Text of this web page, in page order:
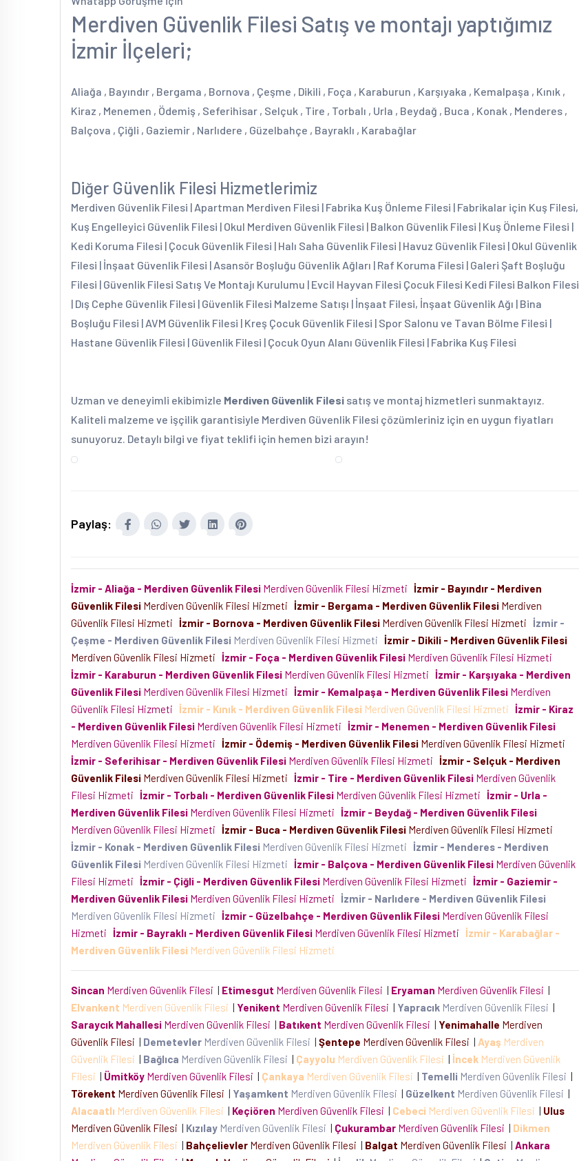
Merdiven Güvenlik Filesi Satış ve montajı yaptığımız
İzmir İlçeleri;
Aliağa , Bayındır , Bergama , Bornova , Çeşme , Dikili , Foça , Karaburun , Karşıyaka , Kemalpaşa , Kınık ,
Kiraz , Menemen , Ödemiş , Seferihisar , Selçuk , Tire , Torbalı , Urla , Beydağ , Buca , Konak , Menderes ,
Balçova , Çiğli , Gaziemir , Narlıdere , Güzelbahçe , Bayraklı , Karabağlar
Diğer Güvenlik Filesi Hizmetlerimiz
Merdiven Güvenlik Filesi | Apartman Merdiven Filesi | Fabrika Kuş Önleme Filesi | Fabrikalar için Kuş Filesi,
Kuş Engelleyici Güvenlik Filesi | Okul Merdiven Güvenlik Filesi | Balkon Güvenlik Filesi | Kuş Önleme Filesi |
Kedi Koruma Filesi | Çocuk Güvenlik Filesi | Halı Saha Güvenlik Filesi | Havuz Güvenlik Filesi | Okul Güvenlik
Filesi | İnşaat Güvenlik Filesi | Asansör Boşluğu Güvenlik Ağları | Raf Koruma Filesi | Galeri Şaft Boşluğu
Filesi | Güvenlik Filesi Satış Ve Montajı Kurulumu | Evcil Hayvan Filesi Çocuk Filesi Kedi Filesi Balkon Filesi
| Dış Cephe Güvenlik Filesi | Güvenlik Filesi Malzeme Satışı | İnşaat Filesi, İnşaat Güvenlik Ağı | Bina
Boşluğu Filesi | AVM Güvenlik Filesi | Kreş Çocuk Güvenlik Filesi | Spor Salonu ve Tavan Bölme Filesi |
Hastane Güvenlik Filesi | Güvenlik Filesi | Çocuk Oyun Alanı Güvenlik Filesi | Fabrika Kuş Filesi
Uzman ve deneyimli ekibimizle Merdiven Güvenlik Filesi satış ve montaj hizmetleri sunmaktayız.
Kaliteli malzeme ve işçilik garantisiyle Merdiven Güvenlik Filesi çözümleriniz için en uygun fiyatları
sunuyoruz. Detaylı bilgi ve fiyat teklifi için hemen bizi arayın!
Paylaş:
İzmir - Aliağa - Merdiven Güvenlik Filesi Merdiven Güvenlik Filesi Hizmetiİzmir - Bayındır - Merdiven
Güvenlik Filesi Merdiven Güvenlik Filesi Hizmeti İzmir - Bergama - Merdiven Güvenlik FilesiMerdiven
Güvenlik Filesi Hizmetiİzmir - Bornova - Merdiven Güvenlik FilesiMerdiven Güvenlik Filesi Hizmetiİzmir -
Çeşme - Merdiven Güvenlik Filesi Merdiven Güvenlik Filesi Hizmeti İzmir - Dikili - Merdiven Güvenlik Filesi
Merdiven Güvenlik Filesi Hizmeti İzmir - Foça - Merdiven Güvenlik FilesiMerdiven Güvenlik Filesi Hizmeti
İzmir - Karaburun - Merdiven Güvenlik FilesiMerdiven Güvenlik Filesi Hizmetiİzmir - Karşıyaka - Merdiven
Güvenlik Filesi Merdiven Güvenlik Filesi Hizmeti İzmir - Kemalpaşa - Merdiven Güvenlik FilesiMerdiven
Güvenlik Filesi Hizmetiİzmir - Kınık - Merdiven Güvenlik Filesi Merdiven Güvenlik Filesi Hizmetiİzmir - Kiraz
- Merdiven Güvenlik FilesiMerdiven Güvenlik Filesi Hizmetiİzmir - Menemen - Merdiven Güvenlik Filesi
Merdiven Güvenlik Filesi Hizmeti İzmir - Ödemiş - Merdiven Güvenlik FilesiMerdiven Güvenlik Filesi Hizmeti
İzmir - Seferihisar - Merdiven Güvenlik Filesi Merdiven Güvenlik Filesi Hizmetiİzmir - Selçuk - Merdiven
Güvenlik FilesiMerdiven Güvenlik Filesi Hizmeti İzmir - Tire - Merdiven Güvenlik Filesi
Filesi Hizmetiİzmir - Torbalı - Merdiven Güvenlik FilesiMerdiven Güvenlik Filesi Hizmetiİzmir - Urla -
Merdiven Güvenlik Filesi Merdiven Güvenlik Filesi Hizmeti
İzmir - Beydağ - Merdiven Güvenlik Filesi
Merdiven Güvenlik Filesi Hizmeti
İzmir - Buca - Merdiven Güvenlik Filesi
Merdiven Güvenlik Filesi Hizmeti
İzmir - Konak - Merdiven Güvenlik Filesi
Merdiven Güvenlik Filesi Hizmetiİzmir - Menderes - Merdiven
Güvenlik Filesi Merdiven Güvenlik Filesi Hizmeti İzmir - Balçova - Merdiven Güvenlik Filesi
Merdiven Güvenlik
Filesi Hizmeti İzmir - Çiğli - Merdiven Güvenlik Filesi Merdiven Güvenlik Filesi Hizmeti
İzmir - Gaziemir -
Merdiven Güvenlik Filesi
Merdiven Güvenlik Filesi Hizmeti
İzmir - Narlıdere - Merdiven Güvenlik Filesi
Merdiven Güvenlik Filesi Hizmeti
İzmir - Güzelbahçe - Merdiven Güvenlik Filesi
Merdiven Güvenlik Filesi
Hizmeti
İzmir - Bayraklı - Merdiven Güvenlik Filesi Merdiven Güvenlik Filesi Hizmeti
İzmir - Karabağlar -
Merdiven Güvenlik FilesiMerdiven Güvenlik Filesi Hizmeti